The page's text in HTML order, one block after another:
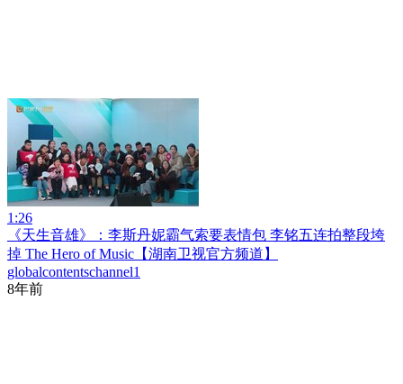
1:26
《天生音雄》：李斯丹妮霸气索要表情包 李铭五连拍整段垮
掉 The Hero of Music【湖南卫视官方频道】
globalcontentschannel1
8年前